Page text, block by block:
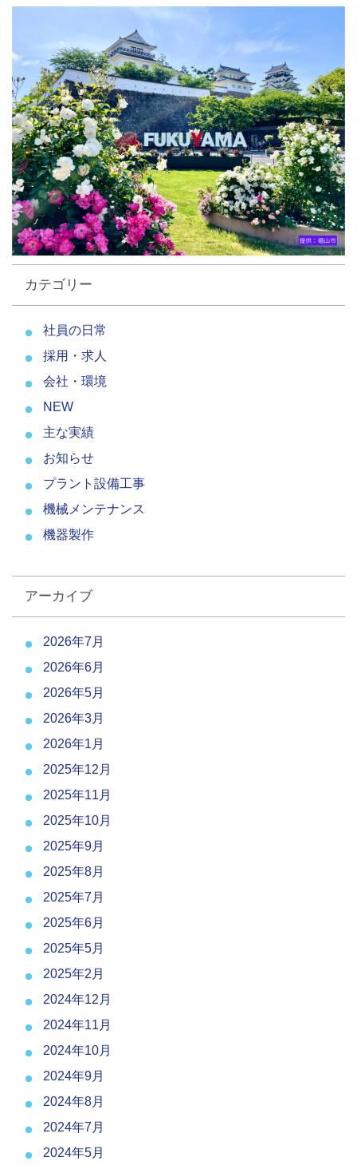
カテゴリー
社員の日常
採用・求人
会社・環境
NEW
主な実績
お知らせ
プラント設備工事
機械メンテナンス
機器製作
アーカイブ
2026年7月
2026年6月
2026年5月
2026年3月
2026年1月
2025年12月
2025年11月
2025年10月
2025年9月
2025年8月
2025年7月
2025年6月
2025年5月
2025年2月
2024年12月
2024年11月
2024年10月
2024年9月
2024年8月
2024年7月
2024年5月